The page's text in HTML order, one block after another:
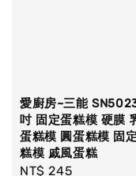
愛廚房~三能
吋 固定蛋糕模 硬膜
蛋糕模 圓蛋糕模 固
糕模 戚風蛋糕
Regular
NT$ 245